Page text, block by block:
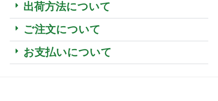
出荷方法について
ご注文について
お支払いについて